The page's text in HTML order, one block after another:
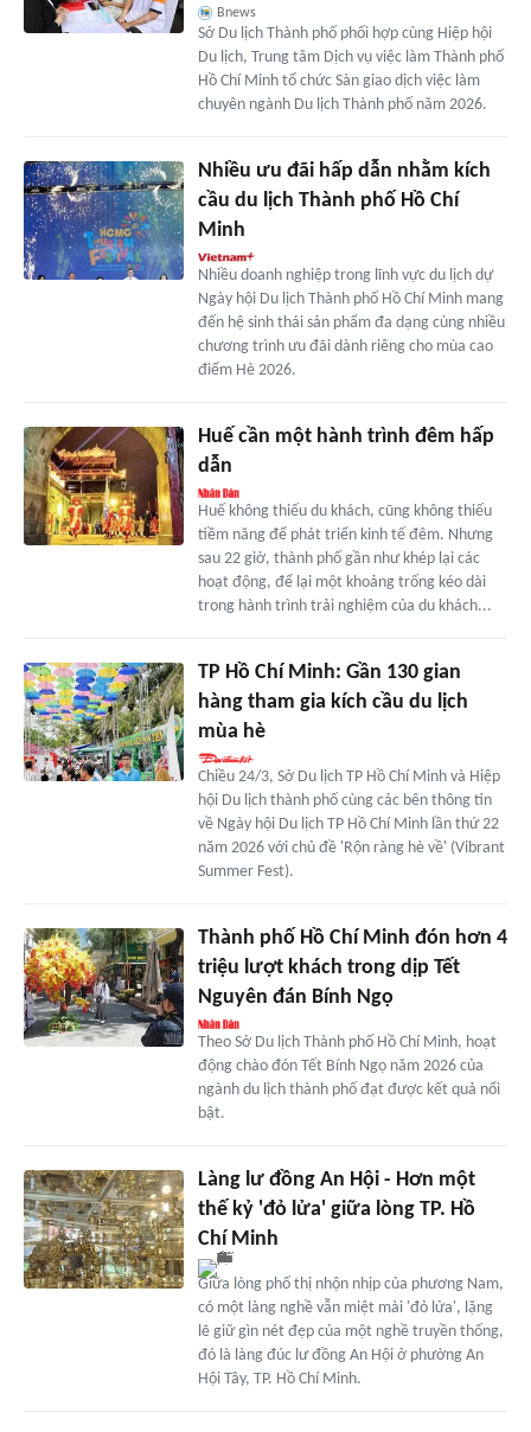
Bnews
Sở Du lịch Thành phố phối hợp cùng Hiệp hội
Du lịch, Trung tâm Dịch vụ việc làm Thành phố
Hồ Chí Minh tổ chức Sàn giao dịch việc làm
chuyên ngành Du lịch Thành phố năm 2026.
Nhiều ưu đãi hấp dẫn nhằm kích
cầu du lịch Thành phố Hồ Chí
Minh
Nhiều doanh nghiệp trong lĩnh vực du lịch dự
Ngày hội Du lịch Thành phố Hồ Chí Minh mang
đến hệ sinh thái sản phẩm đa dạng cùng nhiều
chương trình ưu đãi dành riêng cho mùa cao
điểm Hè 2026.
Huế cần một hành trình đêm hấp
dẫn
Huế không thiếu du khách, cũng không thiếu
tiềm năng để phát triển kinh tế đêm. Nhưng
sau 22 giờ, thành phố gần như khép lại các
hoạt động, để lại một khoảng trống kéo dài
trong hành trình trải nghiệm của du khách...
TP Hồ Chí Minh: Gần 130 gian
hàng tham gia kích cầu du lịch
mùa hè
Chiều 24/3, Sở Du lịch TP Hồ Chí Minh và Hiệp
hội Du lịch thành phố cùng các bên thông tin
về Ngày hội Du lịch TP Hồ Chí Minh lần thứ 22
năm 2026 với chủ đề 'Rộn ràng hè về' (Vibrant
Summer Fest).
Thành phố Hồ Chí Minh đón hơn 4
triệu lượt khách trong dịp Tết
Nguyên đán Bính Ngọ
Theo Sở Du lịch Thành phố Hồ Chí Minh, hoạt
động chào đón Tết Bính Ngọ năm 2026 của
ngành du lịch thành phố đạt được kết quả nổi
bật.
Làng lư đồng An Hội - Hơn một
thế kỷ 'đỏ lửa' giữa lòng TP. Hồ
Chí Minh
Giữa lòng phố thị nhộn nhịp của phương Nam,
có một làng nghề vẫn miệt mài 'đỏ lửa', lặng
lẽ giữ gìn nét đẹp của một nghề truyền thống,
đó là làng đúc lư đồng An Hội ở phường An
Hội Tây, TP. Hồ Chí Minh.